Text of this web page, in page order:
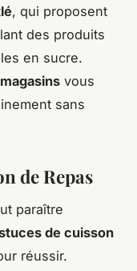
, qui proposent
des produits
en sucre.
vous
sans
de Repas
paraître
de cuisson
réussir.